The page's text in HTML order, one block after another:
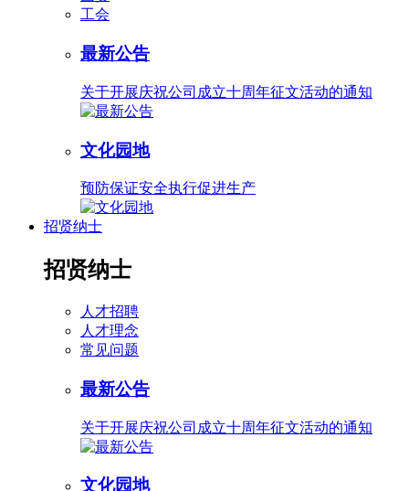
工会
最新公告
关于开展庆祝公司成立十周年征文活动的通知
文化园地
预防保证安全执行促进生产
招贤纳士
招贤纳士
人才招聘
人才理念
常见问题
最新公告
关于开展庆祝公司成立十周年征文活动的通知
文化园地